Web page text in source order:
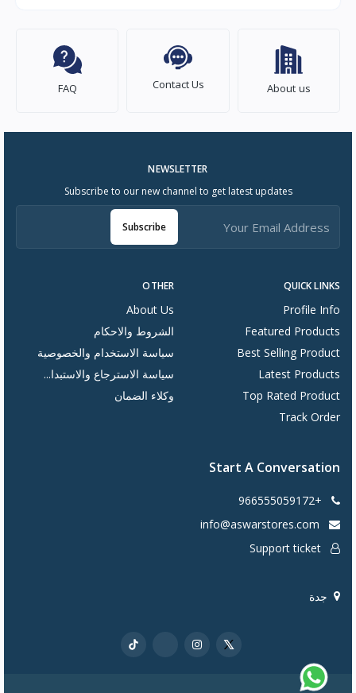
About us
Contact Us
FAQ
QUICK LINKS
Profile Info
Featured Products
Best Selling Product
Latest Products
Top Rated Product
Track Order
OTHER
About Us
الشروط والاحكام
سياسة الاستخدام والخصوصية
سياسة الاسترجاع والاستبدا...
وكلاء الضمان
NEWSLETTER
Subscribe to our new channel to get latest updates
Subscribe
Start A Conversation
+966555059172
جدة